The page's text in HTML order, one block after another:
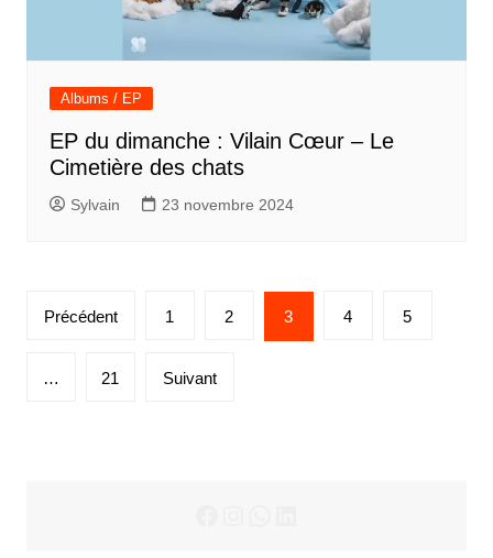
Albums / EP
EP du dimanche : Vilain Cœur – Le
Cimetière des chats
Sylvain 23 novembre 2024
Pagination
publications
Précédent 1 2 3 4 5
… 21 Suivant